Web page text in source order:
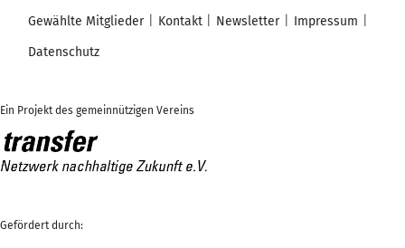
Gewählte Mitglieder
Kontakt Newsletter
Impressum
Datenschutz
Ein Projekt des gemeinnützigen Vereins
Gefördert durch: